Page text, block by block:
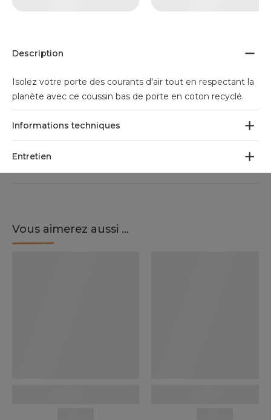
Description
Isolez votre porte des courants d'air tout en respectant la
planète avec ce coussin bas de porte en coton recyclé.
Informations techniques
Entretien
Vous aimerez aussi ...